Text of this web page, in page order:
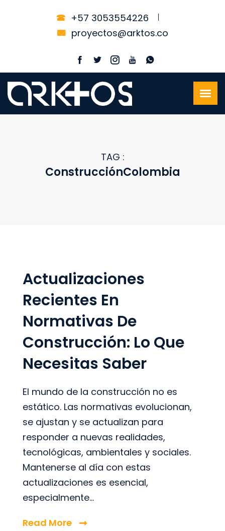
+57 3053554226
proyectos@arktos.co
TAG :
ConstrucciónColombia
Actualizaciones
Recientes En
Normativas De
Construcción: Lo Que
Necesitas Saber
El mundo de la construcción no es
estático. Las normativas evolucionan,
se ajustan y se actualizan para
responder a nuevas realidades,
tecnológicas, ambientales y sociales.
Mantenerse al día con estas
actualizaciones es esencial,
especialmente...
Read More